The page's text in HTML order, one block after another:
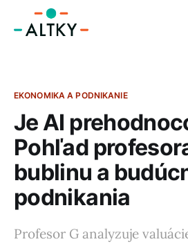
EKONOMIKA A PODNIKANIE
Je AI
Pohľad
bublinu a
podnikania
Profesor G analyzuje